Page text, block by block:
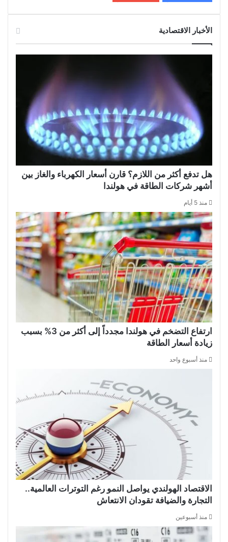
الأخبار الاقتصادية
هل تدفع أكثر من اللازم؟ قارن أسعار الكهرباء والغاز بين
أشهر شركات الطاقة في هولندا
منذ 5 أيام
ارتفاع التضخم في هولندا مجدداً إلى أكثر من 3% بسبب
زيادة أسعار الطاقة
منذ أسبوع واحد
الاقتصاد الهولندي يواصل النمو رغم التوترات العالمية..
التجارة والضيافة تقودان الانتعاش
منذ أسبوعين